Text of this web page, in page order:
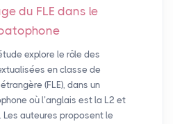
du FLE dans le
explore le rôle des
en classe de
(FLE), dans un
où l’anglais est la L2 et
Les auteures proposent le